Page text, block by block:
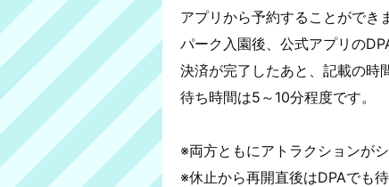
アプリから予約することができ
パーク入園後、公式アプリの
決済が完了したあと、記載の時
待ち時間は5～10分程度です。
※両方ともにアトラクションが
※休止から再開直後はDPAでも